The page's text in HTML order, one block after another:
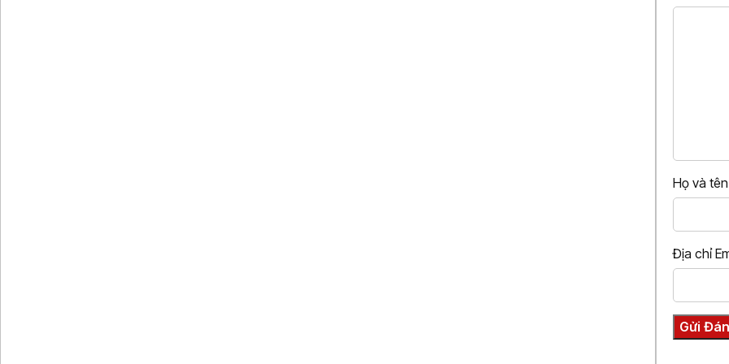
Họ và
Địa chỉ